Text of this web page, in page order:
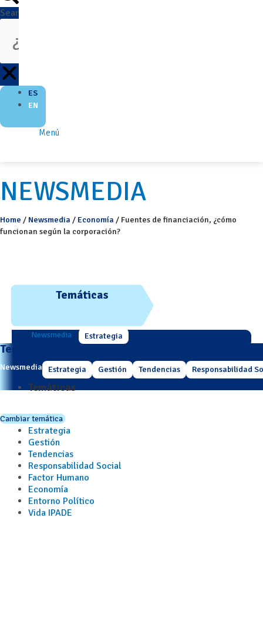
Search
ES
EN
Menú
NEWSMEDIA
Home / Newsmedia / Economía / Fuentes de financiación, ¿cómo
funcionan según la corporación?
Temáticas
Newsmedia Estrategia
Temáticas
Newsmedia Estrategia Gestión Tendencias Responsabilidad
Temáticas
Cambiar temática
Estrategia
Gestión
Tendencias
Responsabilidad Social
Factor Humano
Economía
Entorno Político
Vida IPADE